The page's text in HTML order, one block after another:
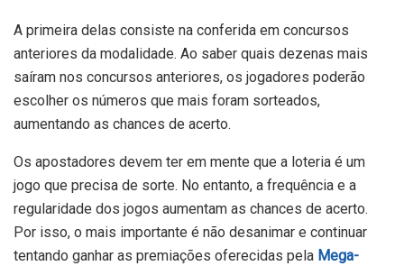
A primeira delas consiste na conferida em concursos
anteriores da modalidade. Ao saber quais dezenas mais
saíram nos concursos anteriores, os jogadores poderão
escolher os números que mais foram sorteados,
aumentando as chances de acerto.
Os apostadores devem ter em mente que a loteria é um
jogo que precisa de sorte. No entanto, a frequência e a
regularidade dos jogos aumentam as chances de acerto.
Por isso, o mais importante é não desanimar e continuar
tentando ganhar as premiações oferecidas pela Mega-